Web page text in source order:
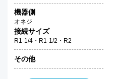
機器側
オネジ
接続サイズ
R1-1/4・R1-1/2・R2
その他